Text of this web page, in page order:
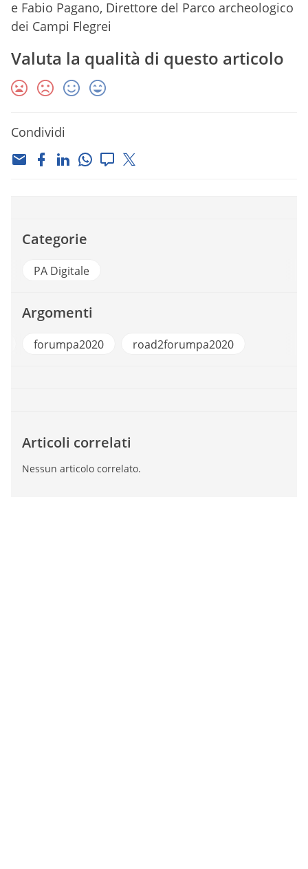
e Fabio Pagano, Direttore del Parco archeologico
dei Campi Flegrei
Valuta la qualità di questo articolo
Condividi
Categorie
PA Digitale
Argomenti
forumpa2020 road2forumpa2020
Articoli correlati
Nessun articolo correlato.